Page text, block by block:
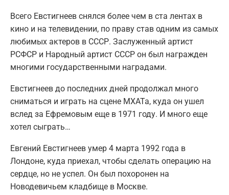
Всего Евстигнеев снялся более чем в ста лентах в
кино и на телевидении, по праву став одним из самых
любимых актеров в СССР. Заслуженный артист
РСФСР и Народный артист СССР он был награжден
многими государственными наградами.
Евстигнеев до последних дней продолжал много
сниматься и играть на сцене МХАТа, куда он ушел
вслед за Ефремовым еще в 1971 году. И много еще
хотел сыграть…
Евгений Евстигнеев умер 4 марта 1992 года в
Лондоне, куда приехал, чтобы сделать операцию на
сердце, но не успел. Он был похоронен на
Новодевичьем кладбище в Москве.